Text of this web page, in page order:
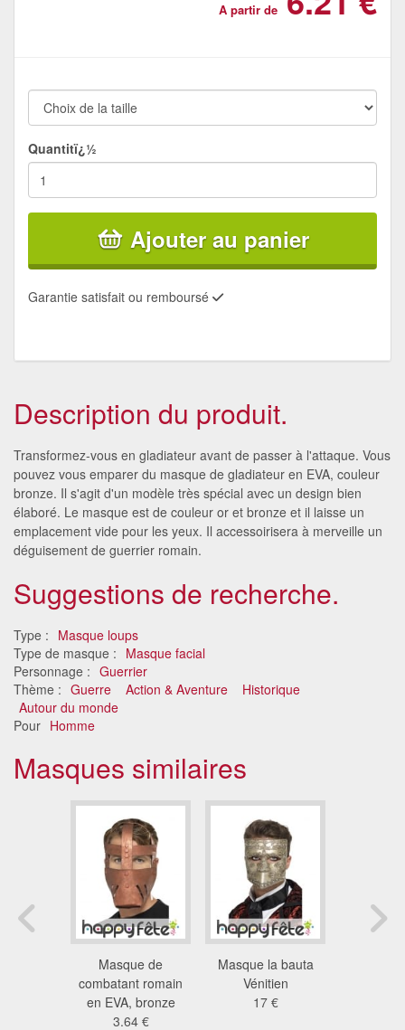
A partir de
Quantitï¿½
Ajouter au panier
Garantie satisfait ou remboursé
Description du produit.
Transformez-vous en gladiateur avant de passer à l'attaque. Vous
pouvez vous emparer du masque de gladiateur en EVA, couleur
bronze. Il s'agit d'un modèle très spécial avec un design bien
élaboré. Le masque est de couleur or et bronze et il laisse un
emplacement vide pour les yeux. Il accessoirisera à merveille un
déguisement de guerrier romain.
Suggestions de recherche.
Type : Masque loups
Type de masque : Masque facial
Personnage : Guerrier
Thème : Guerre Action & Aventure
Historique
Autour du monde
Pour Homme
Masques similaires
Masque de
combatant romain
en EVA, bronze
3.64 €
Masque la bauta
Vénitien
17 €